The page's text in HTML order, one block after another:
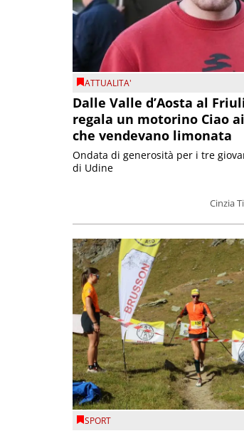
ATTUALITA'
Dalle Valle d’Aosta al
regala un motorino Ciao
che vendevano limonata
Cinzia
Ondata di generosità per i tre
di Udine
SPORT